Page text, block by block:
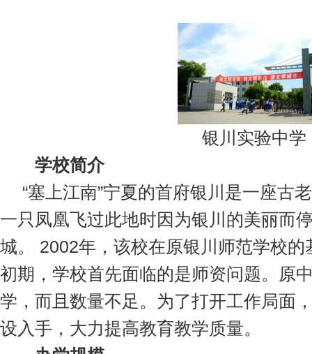
银川实验中学
学校简介
“塞上江南”宁夏的首府银川是一座古
一只凤凰飞过此地时因为银川的美丽而
城。 2002年，该校在原银川师范学校
初期，学校首先面临的是师资问题。原
学，而且数量不足。为了打开工作局面
设入手，大力提高教育教学质量。